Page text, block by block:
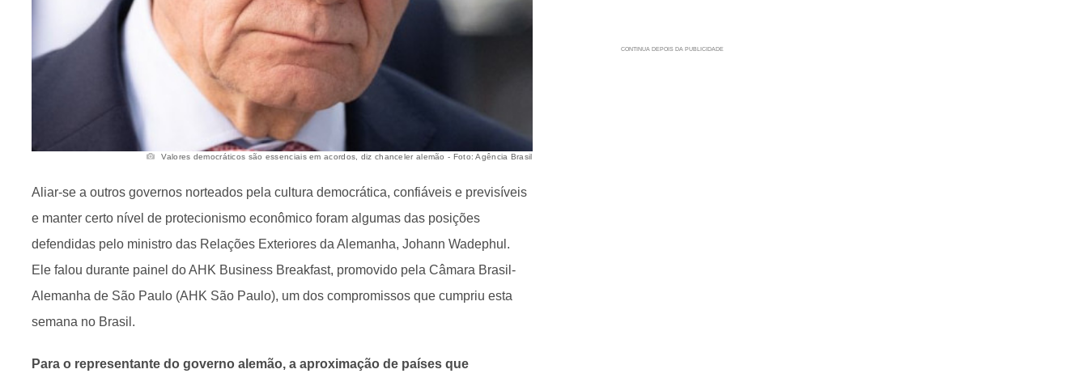
Valores democráticos são essenciais em acordos, diz chanceler alemão - Foto: Agência Brasil
Aliar-se a outros governos norteados pela cultura democrática, confiáveis e previsíveis
e manter certo nível de protecionismo econômico foram algumas das posições
defendidas pelo ministro das Relações Exteriores da Alemanha, Johann Wadephul.
Ele falou durante painel do AHK Business Breakfast, promovido pela Câmara Brasil-
Alemanha de São Paulo (AHK São Paulo), um dos compromissos que cumpriu esta
semana no Brasil.
Para o representante do governo alemão, a aproximação de países que